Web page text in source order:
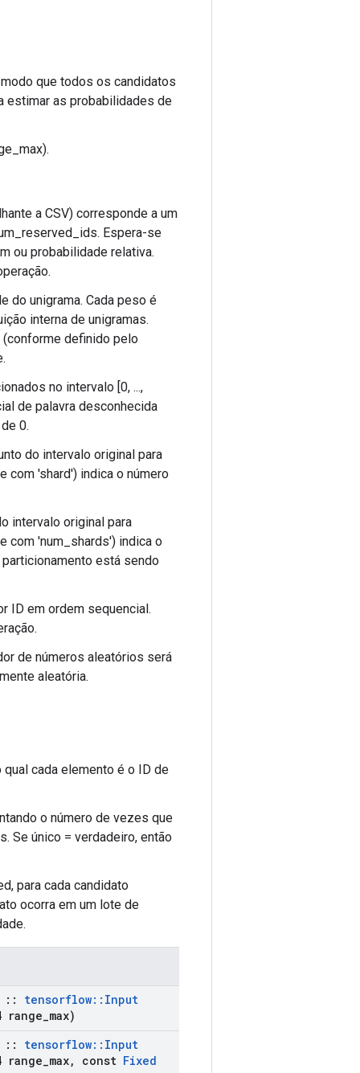
que todos os candidatos
estimar as probabilidades de
a CSV) corresponde a um
Espera-se
ou probabilidade relativa.
do unigrama. Cada peso é
interna de unigramas.
(conforme definido pelo
no intervalo [0, ...,
de palavra desconhecida
0.
do intervalo original para
com 'shard') indica o número
intervalo original para
com 'num_shards') indica o
está sendo
ID em ordem sequencial.
de números aleatórios será
aleatória.
cada elemento é o ID de
o número de vezes que
Se único = verdadeiro, então
para cada candidato
ocorra em um lote de
:: tensorflow:: Input
range max)
:: tensorflow:: Input
range max, const Fixed